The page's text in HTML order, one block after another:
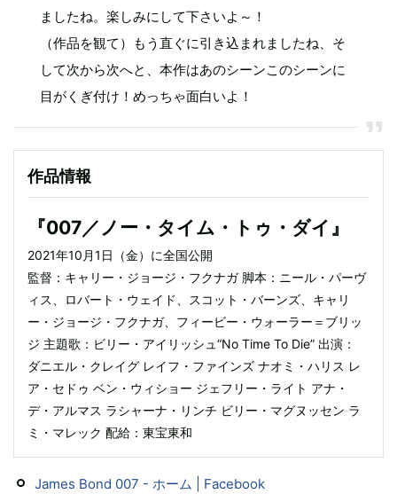
ましたね。楽しみにして下さいよ～！
（作品を観て）もう直ぐに引き込まれましたね、そ
して次から次へと、本作はあのシーンこのシーンに
目がくぎ付け！めっちゃ面白いよ！
作品情報
『007／ノー・タイム・トゥ・ダイ』
2021年10月1日（金）に全国公開
監督：キャリー・ジョージ・フクナガ 脚本：ニール・パーヴ
ィス、ロバート・ウェイド、スコット・バーンズ、キャリ
ー・ジョージ・フクナガ、フィービー・ウォーラー＝ブリッ
ジ 主題歌：ビリー・アイリッシュ“No Time To Die” 出演：
ダニエル・クレイグ レイフ・ファインズ ナオミ・ハリス レ
ア・セドゥ ベン・ウィショー ジェフリー・ライト アナ・
デ・アルマス ラシャーナ・リンチ ビリー・マグヌッセン ラ
ミ・マレック 配給：東宝東和
James Bond 007 - ホーム | Facebook